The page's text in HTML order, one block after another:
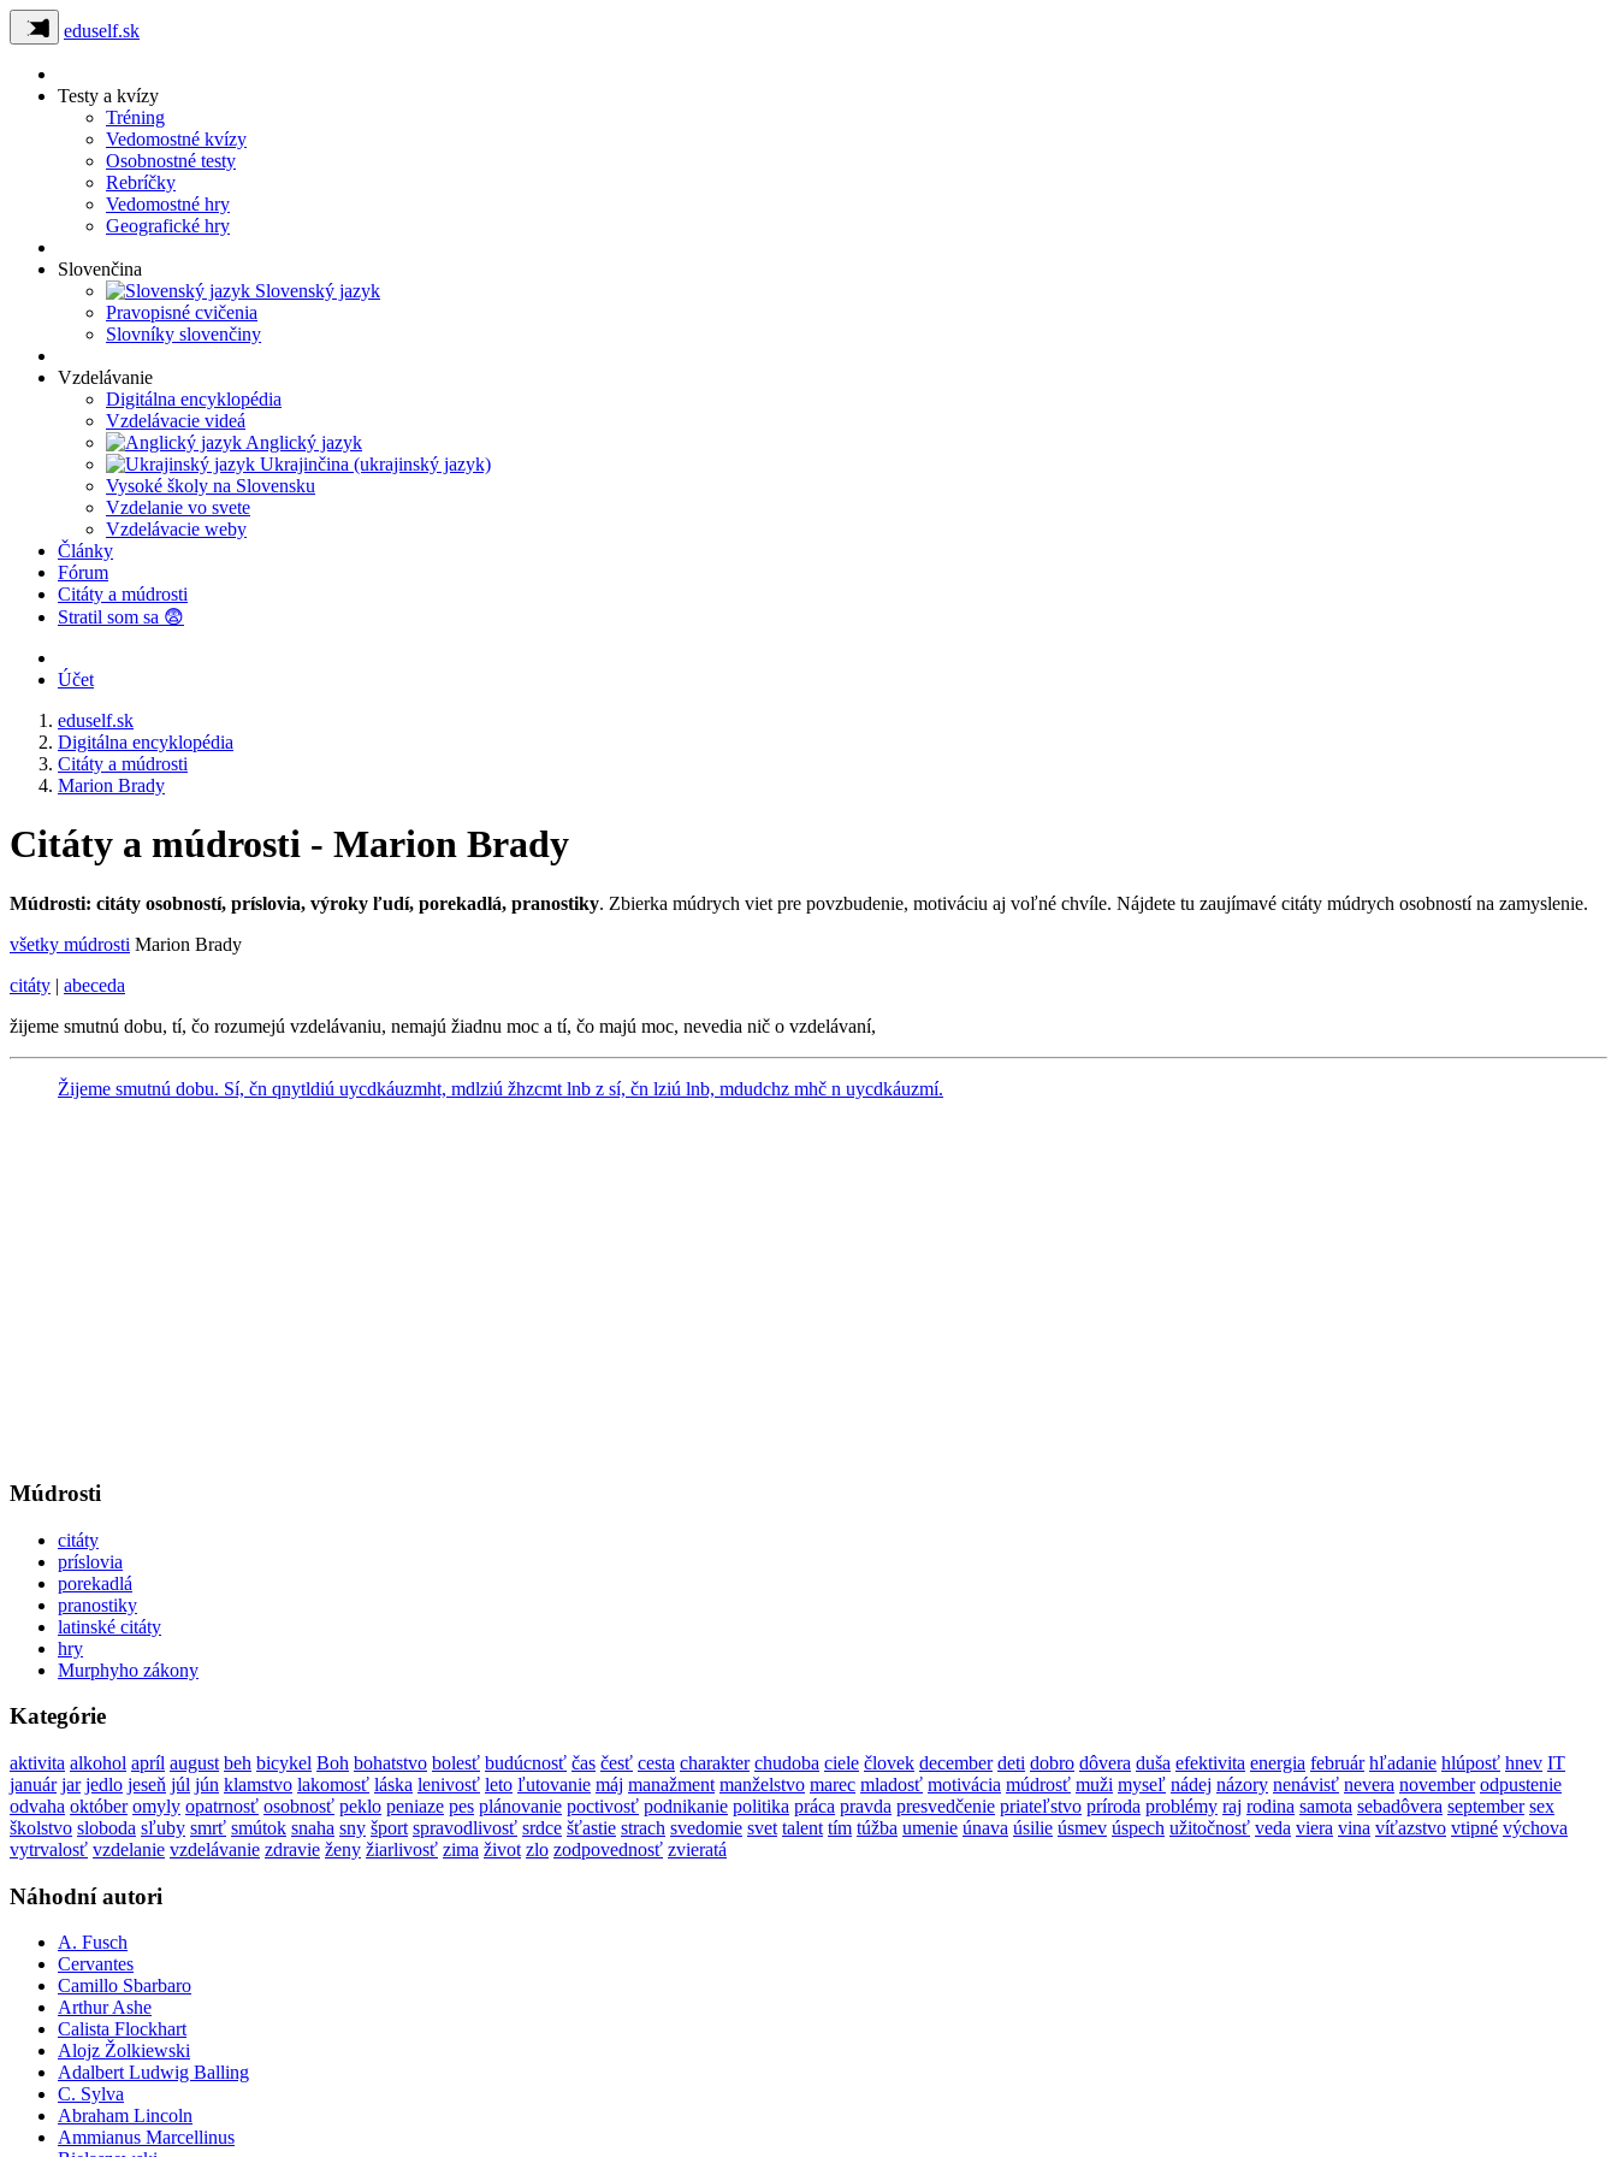
eduself.sk
Testy a kvízy
Tréning
Vedomostné kvízy
Osobnostné testy
Rebríčky
Vedomostné hry
Geografické hry
Slovenčina
Slovenský jazyk
Pravopisné cvičenia
Slovníky slovenčiny
Vzdelávanie
Digitálna encyklopédia
Vzdelávacie videá
Anglický jazyk
Ukrajinčina (ukrajinský jazyk)
Vysoké školy na Slovensku
Vzdelanie vo svete
Vzdelávacie weby
Články
Fórum
Citáty a múdrosti
Stratil som sa 😨
Účet
eduself.sk
Digitálna encyklopédia
Citáty a múdrosti
Marion Brady
Citáty a múdrosti - Marion Brady
Múdrosti: citáty osobností, príslovia, výroky ľudí, porekadlá, pranostiky. Zbierka múdrych viet pre povzbudenie, motiváciu aj voľné chvíle. Nájdete tu zaujímavé citáty múdrych osobností na zamyslenie.
všetky múdrosti Marion Brady
citáty | abeceda
žijeme smutnú dobu, tí, čo rozumejú vzdelávaniu, nemajú žiadnu moc a tí, čo majú moc, nevedia nič o vzdelávaní,
Žijeme smutnú dobu. Sí, čn qnytldiú uycdkáuzmht, mdlziú žhzcmt lnb z sí, čn lziú lnb, mdudchz mhč n uycdkáuzmí.
Múdrosti
citáty
príslovia
porekadlá
pranostiky
latinské citáty
hry
Murphyho zákony
Kategórie
aktivita alkohol apríl august beh bicykel Boh bohatstvo bolesť budúcnosť čas česť cesta charakter chudoba ciele človek december deti dobro dôvera duša efektivita energia február hľadanie hlúposť hnev IT
január jar jedlo jeseň júl jún klamstvo lakomosť láska lenivosť leto ľutovanie máj manažment manželstvo marec mladosť motivácia múdrosť muži myseľ nádej názory nenávisť nevera november odpustenie
odvaha október omyly opatrnosť osobnosť peklo peniaze pes plánovanie poctivosť podnikanie politika práca pravda presvedčenie priateľstvo príroda problémy raj rodina samota sebadôvera september sex
školstvo sloboda sľuby smrť smútok snaha sny šport spravodlivosť srdce šťastie strach svedomie svet talent tím túžba umenie únava úsilie úsmev úspech užitočnosť veda viera vina víťazstvo vtipné výchova
vytrvalosť vzdelanie vzdelávanie zdravie ženy žiarlivosť zima život zlo zodpovednosť zvieratá
Náhodní autori
A. Fusch
Cervantes
Camillo Sbarbaro
Arthur Ashe
Calista Flockhart
Alojz Žolkiewski
Adalbert Ludwig Balling
C. Sylva
Abraham Lincoln
Ammianus Marcellinus